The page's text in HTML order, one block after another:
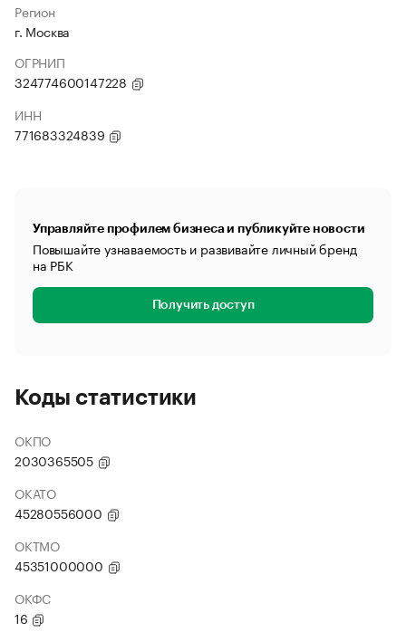
Регион
г. Москва
ОГРНИП
324774600147228
ИНН
771683324839
Управляйте профилем бизнеса и публикуйте новости
Повышайте узнаваемость и развивайте личный бренд
на РБК
Получить доступ
Коды статистики
ОКПО
2030365505
ОКАТО
45280556000
ОКТМО
45351000000
ОКФС
16